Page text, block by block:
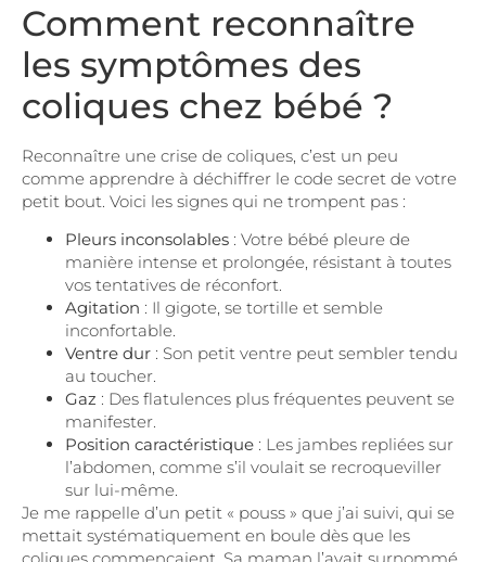
Comment reconnaître
les symptômes des
coliques chez bébé ?
Reconnaître une crise de coliques, c’est un peu
comme apprendre à déchiffrer le code secret de votre
petit bout. Voici les signes qui ne trompent pas :
Pleurs inconsolables : Votre bébé pleure de
manière intense et prolongée, résistant à toutes
vos tentatives de réconfort.
Agitation : Il gigote, se tortille et semble
inconfortable.
Ventre dur : Son petit ventre peut sembler tendu
au toucher.
Gaz : Des flatulences plus fréquentes peuvent se
manifester.
Position caractéristique : Les jambes repliées sur
l’abdomen, comme s’il voulait se recroqueviller
sur lui-même.
Je me rappelle d’un petit « pouss » que j’ai suivi, qui se
mettait systématiquement en boule dès que les